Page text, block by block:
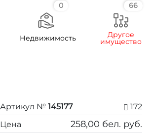
0
Недвижимость
66
Другое
имущество
Артикул № 145177
172
Цена
258,00 бел. руб.